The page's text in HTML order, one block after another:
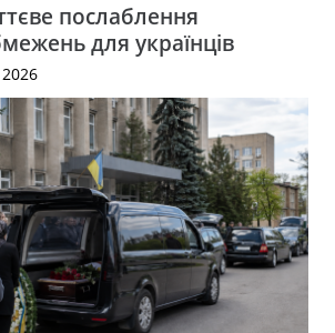
послаблення
для українців